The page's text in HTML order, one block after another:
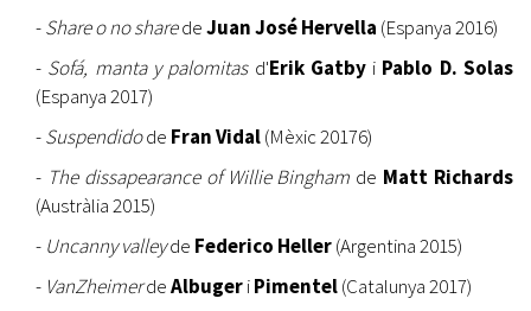
-Share o no sharedeJuan José Hervella (Espanya 2016)
- Sofá, manta y palomitasd'Erik Gatbyi Pablo D. Solas
(Espanya 2017)
-Suspendidode Fran Vidal(Mèxic 20176)
- The dissapearance of Willie Bingham de Matt Richards
(Austràlia 2015)
- Uncanny valleyde Federico Heller(Argentina 2015)
- VanZheimerdeAlbugeriPimentel(Catalunya 2017)